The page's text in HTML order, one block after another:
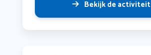
Bekijk de activiteit